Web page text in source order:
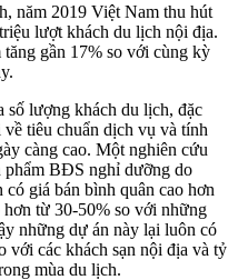
năm 2019 Việt Nam thu hút
lượt khách du lịch nội địa.
gần 17% so với cùng kỳ
số lượng khách du lịch, đặc
tiêu chuẩn dịch vụ và tính
càng cao. Một nghiên cứu
phẩm BĐS nghỉ dưỡng do
giá bán bình quân cao hơn
hơn từ 30-50% so với những
những dự án này lại luôn có
với các khách sạn nội địa và tỷ
mùa du lịch.